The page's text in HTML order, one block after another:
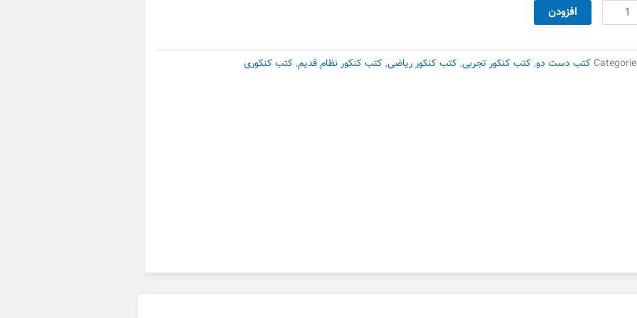
بود.
فیل
افزودن
کتب دست دو, کتب کنکور تجربی, کتب کنکور ریاضی, کتب کنکور نظام قدیم, کتب کنکوری